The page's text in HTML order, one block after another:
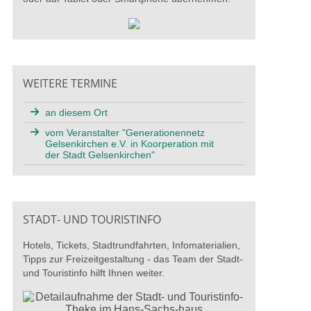
WEITERE TERMINE
an diesem Ort
vom Veranstalter "Generationennetz
Gelsenkirchen e.V. in Koorperation mit
der Stadt Gelsenkirchen"
STADT- UND TOURISTINFO
Hotels, Tickets, Stadtrundfahrten, Infomaterialien,
Tipps zur Freizeitgestaltung - das Team der Stadt-
und Touristinfo hilft Ihnen weiter.